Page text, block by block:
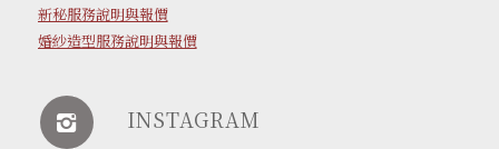
新秘服務說明與報價
婚紗造型服務說明與報價
INSTAGRAM